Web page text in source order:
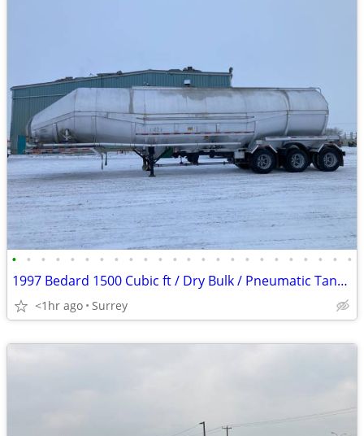
• • • • • • • • • • • • • • • • • • • • • • • •
1997 Bedard 1500 Cubic ft / Dry Bulk / Pneumatic Tank Trailer
<1hr ago Surrey